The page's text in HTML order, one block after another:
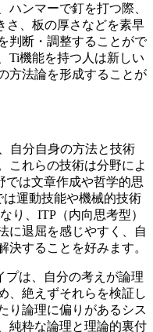
ハンマーで釘を打つ際、
さ、板の厚さなどを素早
判断・調整することがで
Ti機能を持つ人は新しい
方法論を形成することが
自分自身の方法と技術
これらの技術は分野によ
では文章作成や哲学的思
運動技能や機械的技術
り、ITP（内向思考型）
に退屈を感じやすく、自
決することを好みます。
プは、自分の考えが論理
、絶えずそれらを検証し
り論理に偏りがあるシス
純粋な論理と理論的裏付